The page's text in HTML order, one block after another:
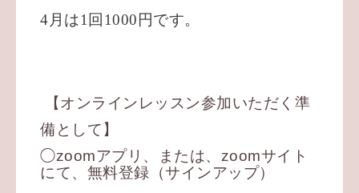
4月は1回1000円です。
【オンラインレッスン参加いただく準
備として】
◯zoomアプリ、または、zoomサイト
にて、無料登録（サインアップ）